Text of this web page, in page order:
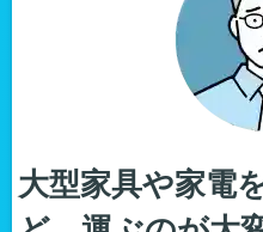
大型家具や家電